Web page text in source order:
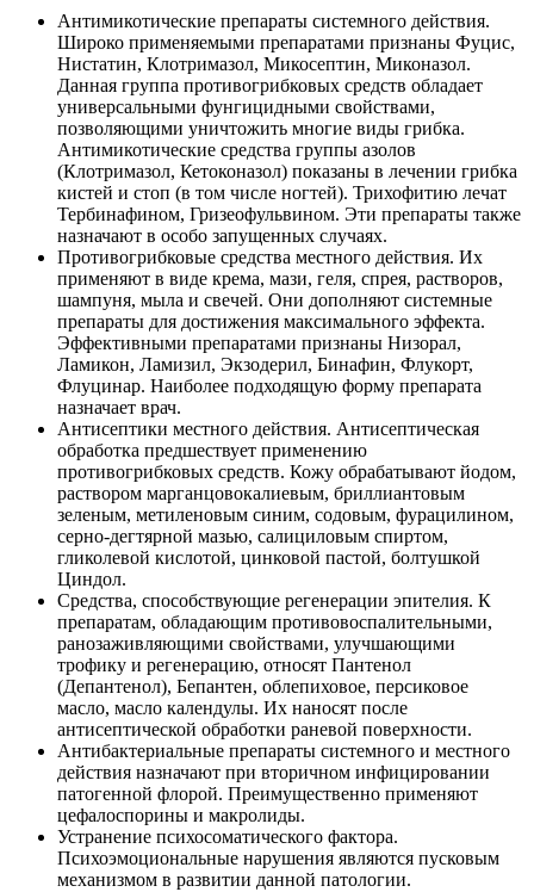
Антимикотические препараты системного действия.
Широко применяемыми препаратами признаны Фуцис,
Нистатин, Клотримазол, Микосептин, Миконазол.
Данная группа противогрибковых средств обладает
универсальными фунгицидными свойствами,
позволяющими уничтожить многие виды грибка.
Антимикотические средства группы азолов
(Клотримазол, Кетоконазол) показаны в лечении грибка
кистей и стоп (в том числе ногтей). Трихофитию лечат
Тербинафином, Гризеофульвином. Эти препараты также
назначают в особо запущенных случаях.
Противогрибковые средства местного действия. Их
применяют в виде крема, мази, геля, спрея, растворов,
шампуня, мыла и свечей. Они дополняют системные
препараты для достижения максимального эффекта.
Эффективными препаратами признаны Низорал,
Ламикон, Ламизил, Экзодерил, Бинафин, Флукорт,
Флуцинар. Наиболее подходящую форму препарата
назначает врач.
Антисептики местного действия. Антисептическая
обработка предшествует применению
противогрибковых средств. Кожу обрабатывают йодом,
раствором марганцовокалиевым, бриллиантовым
зеленым, метиленовым синим, содовым, фурацилином,
серно-дегтярной мазью, салициловым спиртом,
гликолевой кислотой, цинковой пастой, болтушкой
Циндол.
Средства, способствующие регенерации эпителия. К
препаратам, обладающим противовоспалительными,
ранозаживляющими свойствами, улучшающими
трофику и регенерацию, относят Пантенол
(Депантенол), Бепантен, облепиховое, персиковое
масло, масло календулы. Их наносят после
антисептической обработки раневой поверхности.
Антибактериальные препараты системного и местного
действия назначают при вторичном инфицировании
патогенной флорой. Преимущественно применяют
цефалоспорины и макролиды.
Устранение психосоматического фактора.
Психоэмоциональные нарушения являются пусковым
механизмом в развитии данной патологии.